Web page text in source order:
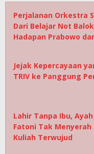
Perjalanan Orkestra
Dari Belajar Not
Hadapan Prabowo
Jejak Kepercayaan
TRIV ke Panggung
Lahir Tanpa Ibu,
Fatoni Tak
Kuliah Terwujud